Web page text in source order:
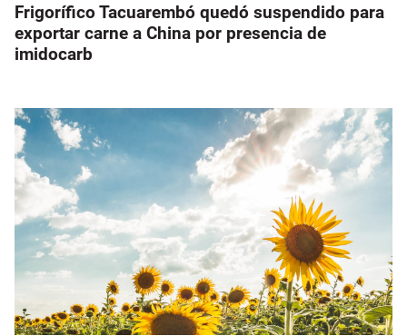
Frigorífico Tacuarembó quedó suspendido para
exportar carne a China por presencia de
imidocarb